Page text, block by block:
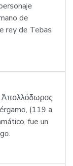
de
rey de Tebas
Ἀπολλόδωρος
(119 a.
fue un